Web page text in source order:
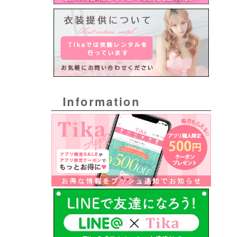
Information